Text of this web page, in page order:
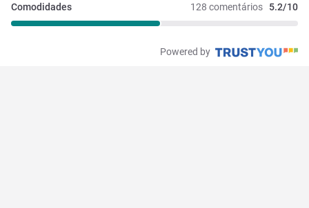
128 comentários 5.2/10
Comodidades
Powered by